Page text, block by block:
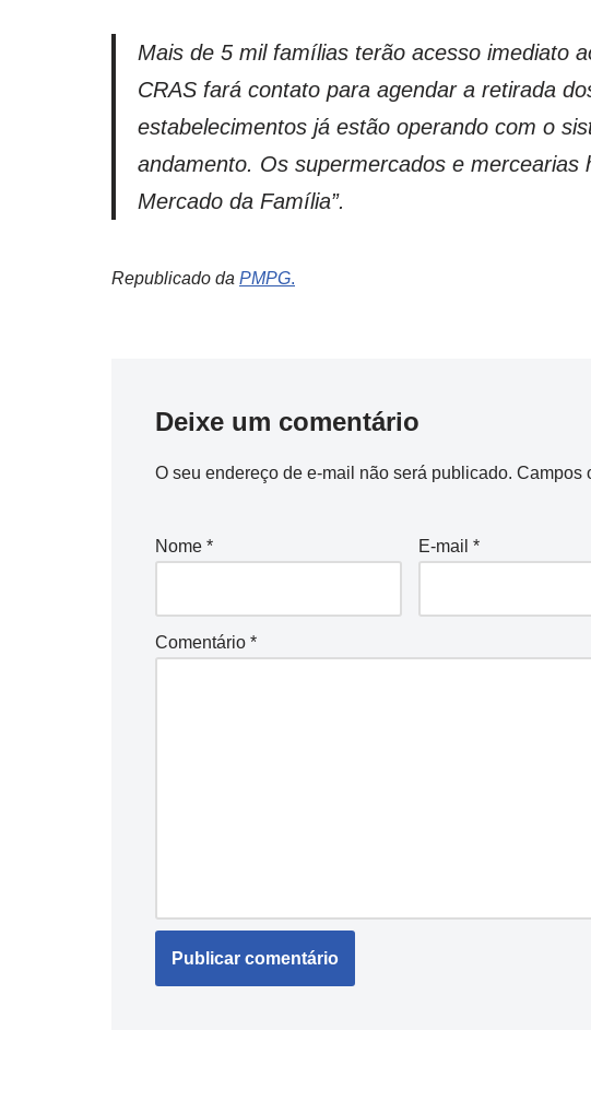
Mais de 5 mil famílias terão acesso imediato
CRAS fará contato para agendar a retirada
estabelecimentos já estão operando com o
andamento. Os supermercados e mercearias
Mercado da Família”.
Republicado da PMPG.
Deixe um comentário
O seu endereço de e-mail não será publicado. Campos
Nome * E-mail*
Comentário *